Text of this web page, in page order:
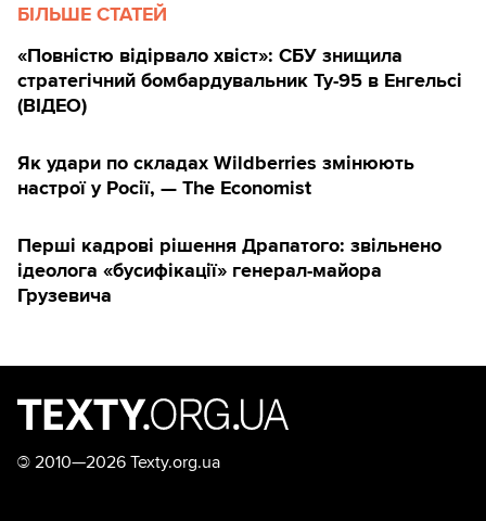
БІЛЬШЕ СТАТЕЙ
«Повністю відірвало хвіст»: СБУ знищила
стратегічний бомбардувальник Ту-95 в Енгельсі
(ВІДЕО)
Як удари по складах Wildberries змінюють
настрої у Росії, — The Economist
Перші кадрові рішення Драпатого: звільнено
ідеолога «бусифікації» генерал-майора
Грузевича
© 2010—2026 Texty.org.ua